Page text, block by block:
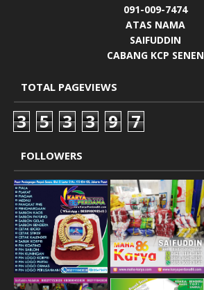
091-009-7474
ATAS NAMA
SAIFUDDIN
CABANG KCP SENEN
TOTAL PAGEVIEWS
3 5 3 3 9 7
FOLLOWERS